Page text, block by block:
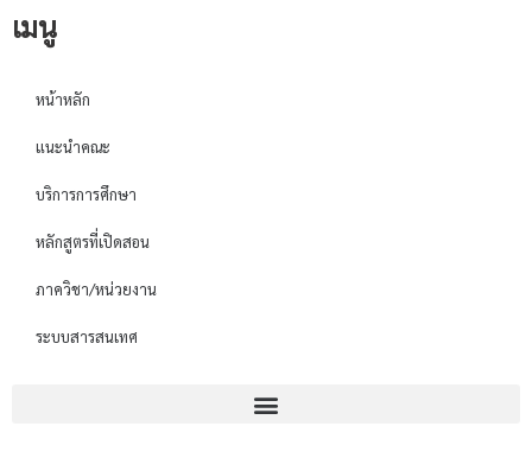
เมนู
หน้าหลัก
แนะนำคณะ
บริการการศึกษา
หลักสูตรที่เปิดสอน
ภาควิชา/หน่วยงาน
ระบบสารสนเทศ